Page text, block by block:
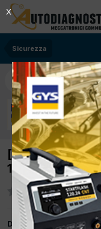
Sicurezza
[classe E
129Kw Diesel]
Da smarting
X